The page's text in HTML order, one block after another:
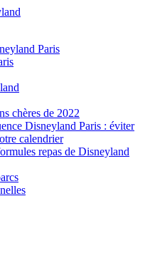
Paris
chères de 2022
Disneyland Paris : éviter
calendrier
repas de Disneyland